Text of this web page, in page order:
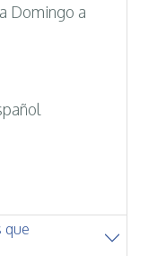
Domingo a
que